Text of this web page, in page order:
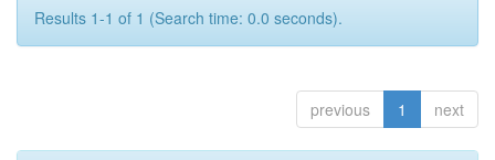
Results 1-1 of 1 (Search time: 0.0 seconds).
previous 1 next